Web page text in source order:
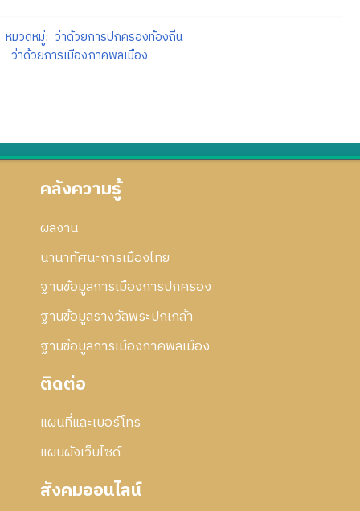
หมวดหมู่: ว่าด้วยการปกครองท้องถิ่น
ว่าด้วยการเมืองภาคพลเมือง
คลังความรู้
ผลงาน
นานาทัศนะการเมืองไทย
ฐานข้อมูลการเมืองการปกครอง
ฐานข้อมูลรางวัลพระปกเกล้า
ฐานข้อมูลการเมืองภาคพลเมือง
ติดต่อ
แผนที่และเบอร์โทร
แผนผังเว็บไซด์
สังคมออนไลน์